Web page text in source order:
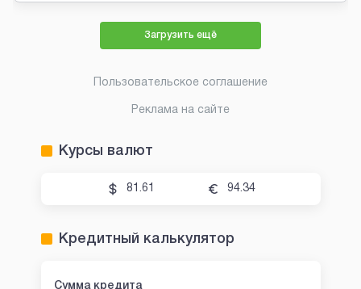
Загрузить ещё
Пользовательское соглашение
Реклама на сайте
Курсы валют
81.61 94.34
Кредитный калькулятор
Сумма кредита